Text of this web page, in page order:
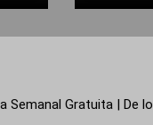
Semanal Gratuita |